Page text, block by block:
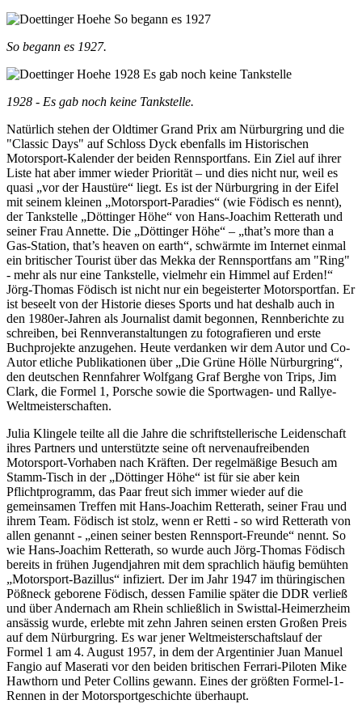
So begann es 1927.
1928 - Es gab noch keine Tankstelle.
Natürlich stehen der Oldtimer Grand Prix am Nürburgring und die
"Classic Days" auf Schloss Dyck ebenfalls im Historischen
Motorsport-Kalender der beiden Rennsportfans. Ein Ziel auf ihrer
Liste hat aber immer wieder Priorität – und dies nicht nur, weil es
quasi „vor der Haustüre“ liegt. Es ist der Nürburgring in der Eifel
mit seinem kleinen „Motorsport-Paradies“ (wie Födisch es nennt),
der Tankstelle „Döttinger Höhe“ von Hans-Joachim Retterath und
seiner Frau Annette. Die „Döttinger Höhe“ – „that’s more than a
Gas-Station, that’s heaven on earth“, schwärmte im Internet einmal
ein britischer Tourist über das Mekka der Rennsportfans am "Ring"
- mehr als nur eine Tankstelle, vielmehr ein Himmel auf Erden!“
Jörg-Thomas Födisch ist nicht nur ein begeisterter Motorsportfan. Er
ist beseelt von der Historie dieses Sports und hat deshalb auch in
den 1980er-Jahren als Journalist damit begonnen, Rennberichte zu
schreiben, bei Rennveranstaltungen zu fotografieren und erste
Buchprojekte anzugehen. Heute verdanken wir dem Autor und Co-
Autor etliche Publikationen über „Die Grüne Hölle Nürburgring“,
den deutschen Rennfahrer Wolfgang Graf Berghe von Trips, Jim
Clark, die Formel 1, Porsche sowie die Sportwagen- und Rallye-
Weltmeisterschaften.
Julia Klingele teilte all die Jahre die schriftstellerische Leidenschaft
ihres Partners und unterstützte seine oft nervenaufreibenden
Motorsport-Vorhaben nach Kräften. Der regelmäßige Besuch am
Stamm-Tisch in der „Döttinger Höhe“ ist für sie aber kein
Pflichtprogramm, das Paar freut sich immer wieder auf die
gemeinsamen Treffen mit Hans-Joachim Retterath, seiner Frau und
ihrem Team. Födisch ist stolz, wenn er Retti - so wird Retterath von
allen genannt - „einen seiner besten Rennsport-Freunde“ nennt. So
wie Hans-Joachim Retterath, so wurde auch Jörg-Thomas Födisch
bereits in frühen Jugendjahren mit dem sprachlich häufig bemühten
„Motorsport-Bazillus“ infiziert. Der im Jahr 1947 im thüringischen
Pößneck geborene Födisch, dessen Familie später die DDR verließ
und über Andernach am Rhein schließlich in Swisttal-Heimerzheim
ansässig wurde, erlebte mit zehn Jahren seinen ersten Großen Preis
auf dem Nürburgring. Es war jener Weltmeisterschaftslauf der
Formel 1 am 4. August 1957, in dem der Argentinier Juan Manuel
Fangio auf Maserati vor den beiden britischen Ferrari-Piloten Mike
Hawthorn und Peter Collins gewann. Eines der größten Formel-1-
Rennen in der Motorsportgeschichte überhaupt.